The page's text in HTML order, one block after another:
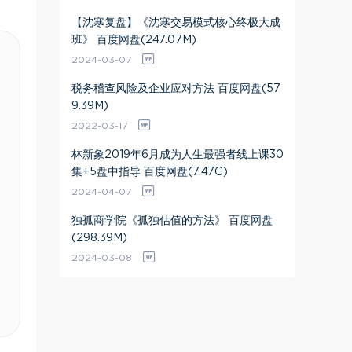
【沈寒复盘】《沈寒交易模式核心终极大成
班》 百度网盘(247.07M)
2024-03-07
税务稽查风险及企业应对方法 百度网盘(57
9.39M)
2022-03-17
林新象2019年6月成为人生最强者线上课30
集+5盘中指导 百度网盘(7.47G)
2024-04-07
独孤商学院《孤独估值的方法》 百度网盘
(298.39M)
2024-03-08